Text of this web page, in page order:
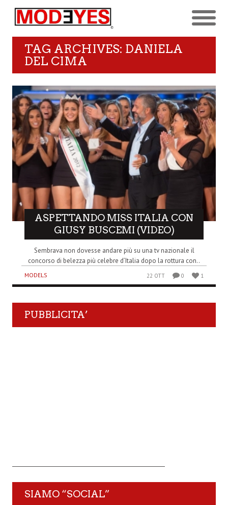
TAG ARCHIVES: DANIELA
DEL CIMA
ASPETTANDO MISS ITALIA CON
GIUSY BUSCEMI (VIDEO)
Sembrava non dovesse andare più su una tv nazionale il
concorso di belezza più celebre d’Italia dopo la rottura con..
MODELS 22 OTT 0 1
PUBBLICITA’
SIAMO “SOCIAL”